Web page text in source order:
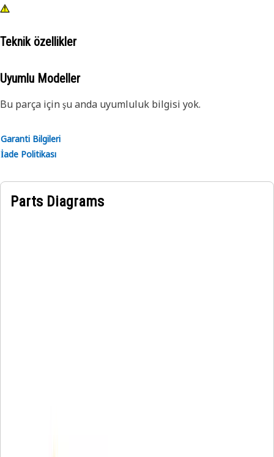
Teknik özellikler
Uyumlu Modeller
Bu parça için şu anda uyumluluk bilgisi yok.
Garanti Bilgileri
İade Politikası
Parts Diagrams